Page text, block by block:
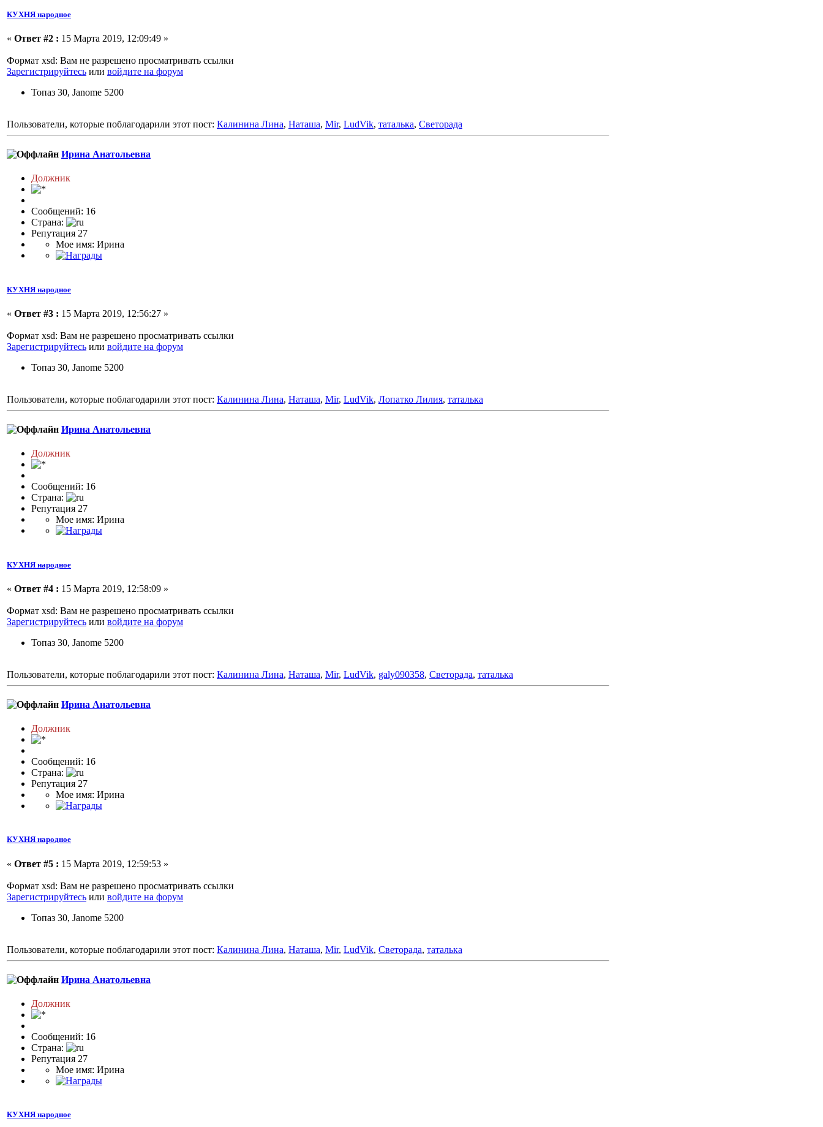
КУХНЯ народное
« Ответ #2 : 15 Марта 2019, 12:09:49 »
Формат xsd: Вам не разрешено просматривать ссылки
Зарегистрируйтесь или войдите на форум
Топаз 30, Janome 5200
Пользователи, которые поблагодарили этот пост: Калинина Лина, Наташа, Mir, LudVik, таталька, Светорада
Ирина Анатольевна
Должник
Сообщений: 16
Страна:
Репутация 27
Мое имя: Ирина
КУХНЯ народное
« Ответ #3 : 15 Марта 2019, 12:56:27 »
Формат xsd: Вам не разрешено просматривать ссылки
Зарегистрируйтесь или войдите на форум
Топаз 30, Janome 5200
Пользователи, которые поблагодарили этот пост: Калинина Лина, Наташа, Mir, LudVik, Лопатко Лилия, таталька
Ирина Анатольевна
Должник
Сообщений: 16
Страна:
Репутация 27
Мое имя: Ирина
КУХНЯ народное
« Ответ #4 : 15 Марта 2019, 12:58:09 »
Формат xsd: Вам не разрешено просматривать ссылки
Зарегистрируйтесь или войдите на форум
Топаз 30, Janome 5200
Пользователи, которые поблагодарили этот пост: Калинина Лина, Наташа, Mir, LudVik, galy090358, Светорада, таталька
Ирина Анатольевна
Должник
Сообщений: 16
Страна:
Репутация 27
Мое имя: Ирина
КУХНЯ народное
« Ответ #5 : 15 Марта 2019, 12:59:53 »
Формат xsd: Вам не разрешено просматривать ссылки
Зарегистрируйтесь или войдите на форум
Топаз 30, Janome 5200
Пользователи, которые поблагодарили этот пост: Калинина Лина, Наташа, Mir, LudVik, Светорада, таталька
Ирина Анатольевна
Должник
Сообщений: 16
Страна:
Репутация 27
Мое имя: Ирина
КУХНЯ народное